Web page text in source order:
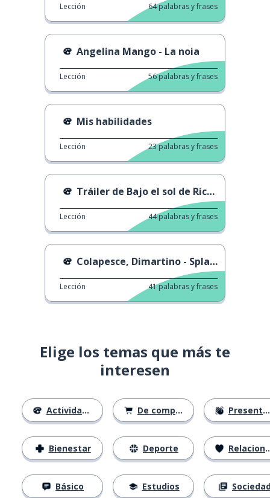
Lección 64palabras y frases
Angelina Mango - La noia
Lección 56palabras y frases
Mis habilidades
Lección 23palabras y frases
Tráiler de Bajo el sol de Riccione
Lección 44palabras y frases
Colapesce, Dimartino - Splash
Lección 41palabras y frases
Elige los temas que más te
interesen
Actividades
Bienestar
Básico
De compras
Deporte
Estudios
Presentación
Relaciones